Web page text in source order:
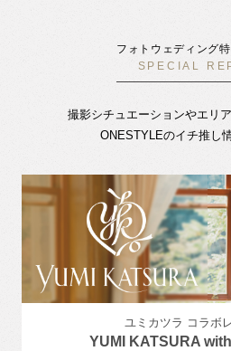
フォトウェディング
SPECIAL
撮影シチュエーションやエリ
ONESTYLEのイチ推し
ユミカツラ コラボ
YUMI KATSURA